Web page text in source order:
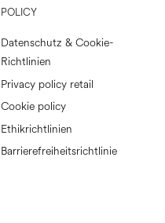
POLICY
Datenschutz & Cookie-
Richtlinien
Privacy policy retail
Cookie policy
Ethikrichtlinien
Barrierefreiheitsrichtlinie